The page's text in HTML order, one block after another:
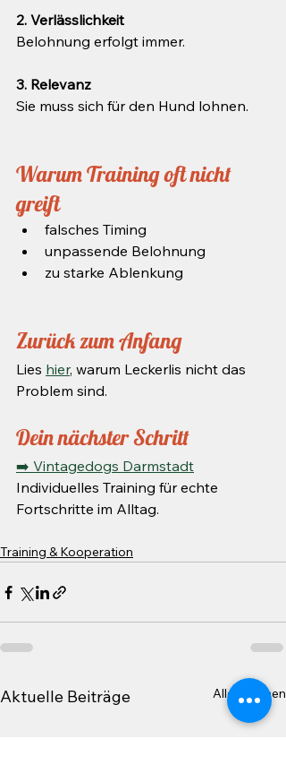
2. Verlässlichkeit
Belohnung erfolgt immer.
3. Relevanz
Sie muss sich für den Hund lohnen.
Warum Training oft nicht
greift
falsches Timing
unpassende Belohnung
zu starke Ablenkung
Zurück zum Anfang
Lies hier, warum Leckerlis nicht das
Problem sind.
Dein nächster Schritt
➡️ Vintagedogs Darmstadt
Individuelles Training für echte
Fortschritte im Alltag.
Training & Kooperation
Aktuelle Beiträge Alle ansehen